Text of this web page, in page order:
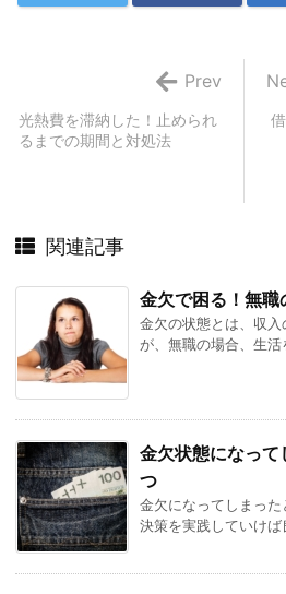
光熱費を滞納した！止められ
るまでの期間と対処法
Prev
関連記事
金欠で困る！無
金欠の状態とは、収
が、無職の場合、生
金欠状態になっ
つ
金欠になってしまっ
決策を実践していけ